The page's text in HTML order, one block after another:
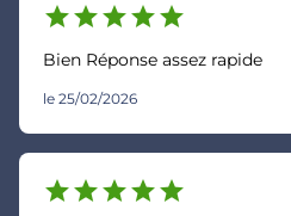
starstarstarstarstar
Bien Réponse assez rapide
le 25/02/2026
starstarstarstarstar